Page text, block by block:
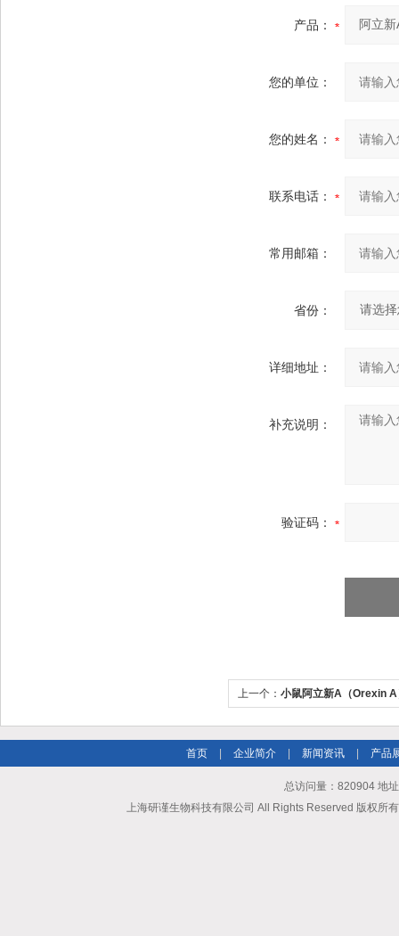
产品：
您的单位：
您的姓名：
联系电话：
常用邮箱：
省份：
详细地址：
补充说明：
验证码：
上一个： 小鼠阿立新A（Orexin
首页 企业简介 新闻资讯 产品
总访问量：820904 地
上海研谨生物科技有限公司 All Rights Reserved 版权所